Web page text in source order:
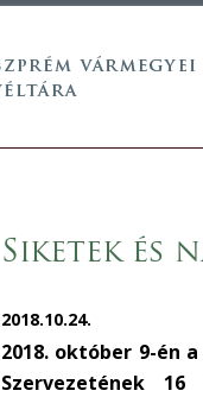
Siketek és
2018.10.24.
2018. október 9-én
Szervezetének